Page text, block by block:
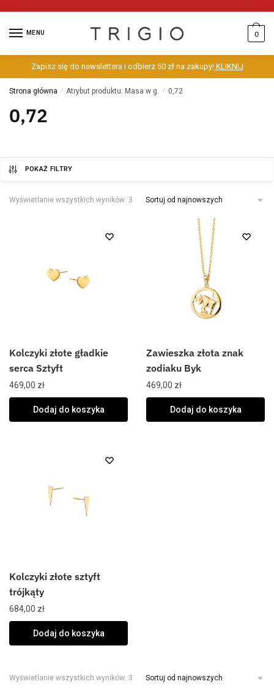
MENU 0
Zapisz się do newslettera i odbierz 50 zł na zakupy!KLIKNIJ
Strona główna / Atrybut produktu: Masa w g. / 0,72
0,72
POKAŻ FILTRY
Wyświetlanie wszystkich wyników: 3
Kolczyki złote gładkie
serca Sztyft
469,00 zł
Dodaj do koszyka
Zawieszka złota znak
zodiaku Byk
469,00 zł
Dodaj do koszyka
Kolczyki złote sztyft
trójkąty
684,00 zł
Dodaj do koszyka
Wyświetlanie wszystkich wyników: 3